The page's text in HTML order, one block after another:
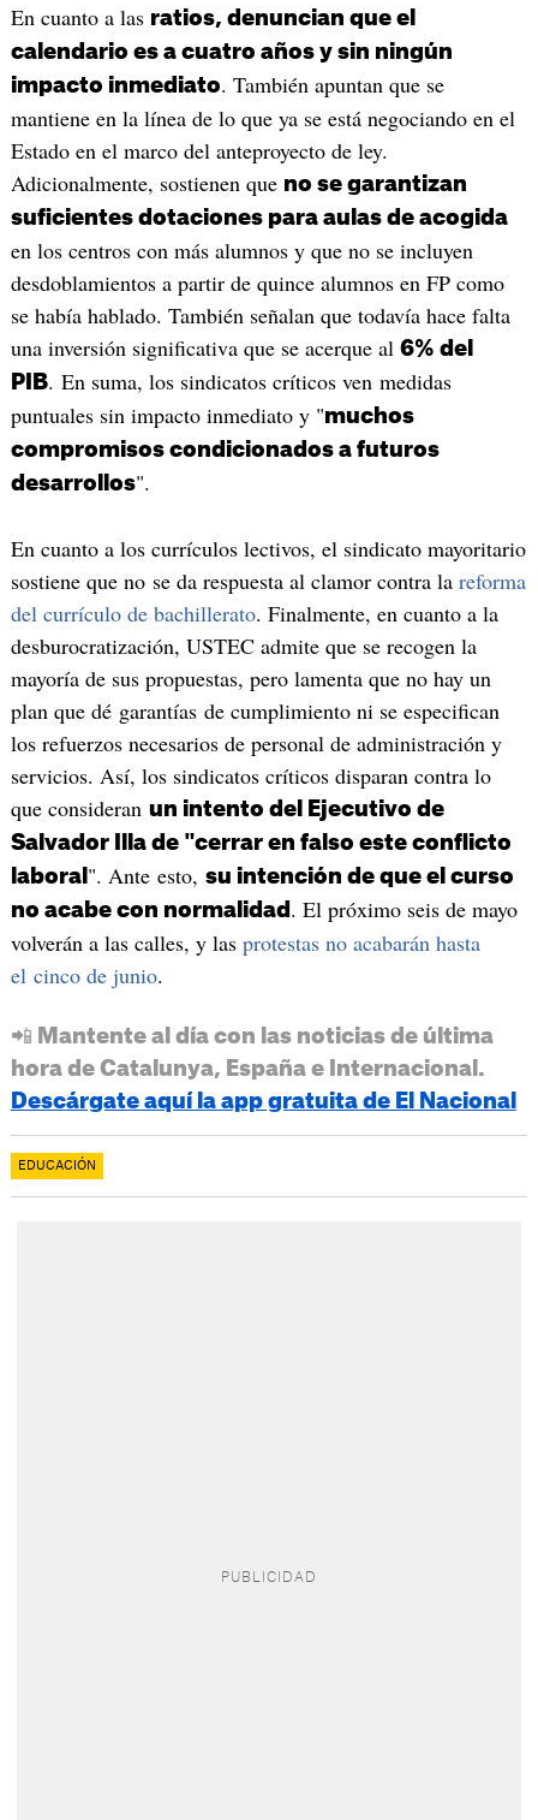
En cuanto a las ratios, denuncian que el
calendario es a cuatro años y sin ningún
impacto inmediato. También apuntan que se
mantiene en la línea de lo que ya se está negociando en el
Estado en el marco del anteproyecto de ley.
Adicionalmente, sostienen que no se garantizan
suficientes dotaciones para aulas de acogida
en los centros con más alumnos y que no se incluyen
desdoblamientos a partir de quince alumnos en FP como
se había hablado. También señalan que todavía hace falta
una inversión significativa que se acerque al 6% del
PIB. En suma, los sindicatos críticos ven medidas
puntuales sin impacto inmediato y "muchos
compromisos condicionados a futuros
desarrollos".
En cuanto a los currículos lectivos, el sindicato mayoritario
sostiene que no se da respuesta al clamor contra la reforma
del currículo de bachillerato. Finalmente, en cuanto a la
desburocratización, USTEC admite que se recogen la
mayoría de sus propuestas, pero lamenta que no hay un
plan que dé garantías de cumplimiento ni se especifican
los refuerzos necesarios de personal de administración y
servicios. Así, los sindicatos críticos disparan contra lo
que consideran un intento del Ejecutivo de
Salvador Illa de "cerrar en falso este conflicto
laboral ". Ante esto, su intención de que el curso
no acabe con normalidad . El próximo seis de mayo
volverán a las calles, y las protestas no acabarán hasta
el cinco de junio.
📲 Mantente al día con las noticias de última
hora de Catalunya, España e Internacional.
Descárgate aquí la app gratuita de El Nacional
EDUCACIÓN